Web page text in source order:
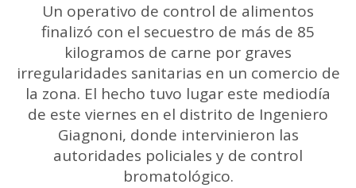
Un operativo de control de alimentos
finalizó con el secuestro de más de 85
kilogramos de carne por graves
irregularidades sanitarias en un comercio de
la zona. El hecho tuvo lugar este mediodía
de este viernes en el distrito de Ingeniero
Giagnoni, donde intervinieron las
autoridades policiales y de control
bromatológico.